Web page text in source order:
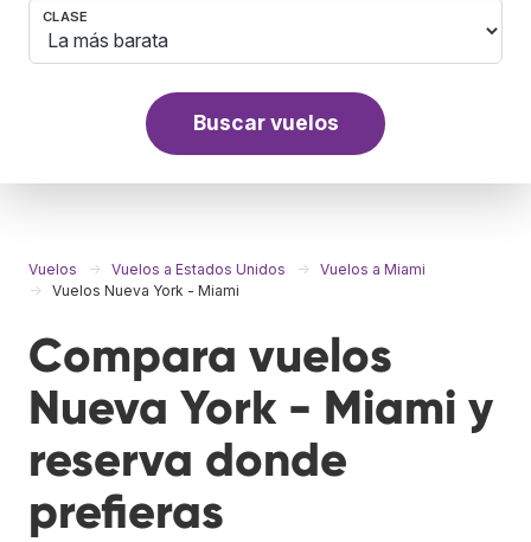
CLASE
Buscar vuelos
Vuelos Vuelos a Estados Unidos
Vuelos a Miami
Vuelos Nueva York - Miami
Compara vuelos
Nueva York - Miami y
reserva donde
prefieras